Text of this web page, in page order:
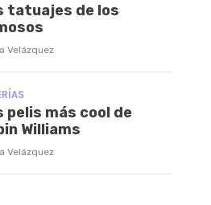
tatuajes de los
Velázquez
pelis más cool de
Williams
Velázquez